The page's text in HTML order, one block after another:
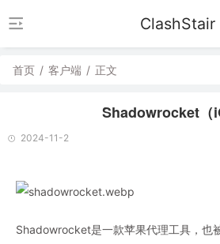
ClashStair
首页 / 客户端 / 正文
Shadowrocket（
2024-11-2
Shadowrocket是一款苹果代理工具，也